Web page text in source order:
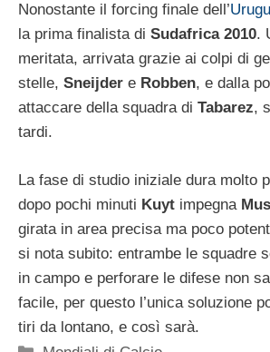
Nonostante il forcing finale dell’
la prima finalista di Sudafrica 2010.
meritata, arrivata grazie ai colpi di
stelle, Sneijder e Robben, e dalla
attaccare della squadra di Tabarez,
tardi.
La fase di studio iniziale dura molto
dopo pochi minuti Kuyt impegna
girata in area precisa ma poco
si nota subito: entrambe le squadre
in campo e perforare le difese non
facile, per questo l’unica soluzione
tiri da lontano, e così sarà.